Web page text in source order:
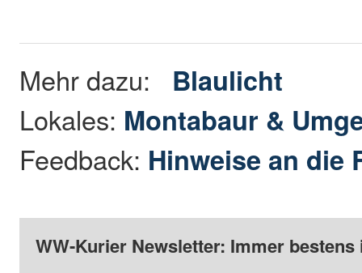
Mehr dazu: Blaulicht
Lokales: Montabaur &
Feedback: Hinweise an die
WW-Kurier Newsletter: Immer